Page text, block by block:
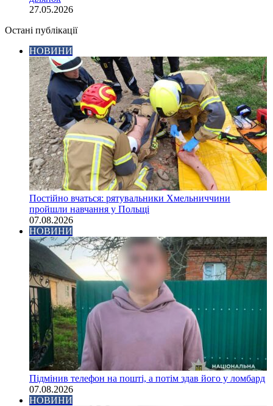
27.05.2026
Остані публікації
НОВИНИ
Постійно вчаться: рятувальники Хмельниччини
пройшли навчання у Польщі
07.08.2026
НОВИНИ
Підмінив телефон на пошті, а потім здав його у ломбард
07.08.2026
НОВИНИ